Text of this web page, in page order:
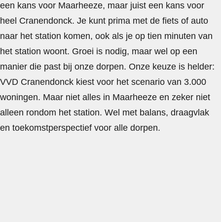
een kans voor Maarheeze, maar juist een kans voor
heel Cranendonck. Je kunt prima met de fiets of auto
naar het station komen, ook als je op tien minuten van
het station woont. Groei is nodig, maar wel op een
manier die past bij onze dorpen. Onze keuze is helder:
VVD Cranendonck kiest voor het scenario van 3.000
woningen. Maar niet alles in Maarheeze en zeker niet
alleen rondom het station. Wel met balans, draagvlak
en toekomstperspectief voor alle dorpen.